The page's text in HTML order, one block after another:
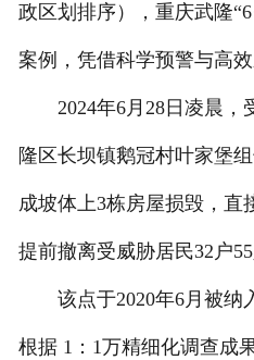
政区划排序），重庆武隆
案例，凭借科学预警与高效
2024年6月28日凌晨，
隆区长坝镇鹅冠村叶家堡
成坡体上3栋房屋损毁，直
提前撤离受威胁居民32户
该点于2020年6月被纳
根据 1：1万精细化调查成